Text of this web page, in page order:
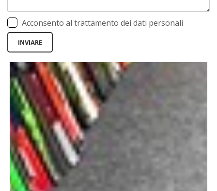
Acconsento al trattamento dei dati personali
INVIARE